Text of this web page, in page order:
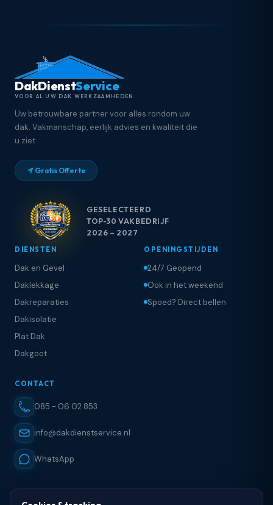
DakDienstService
VOOR AL UW DAK WERKZAAMHEDEN
Uw betrouwbare partner voor alles rondom uw
dak. Vakmanschap, eerlijk advies en kwaliteit die
u ziet.
Gratis Offerte
GESELECTEERD
TOP-30 VAKBEDRIJF
2026 – 2027
DIENSTEN
Dak en Gevel
Daklekkage
Dakreparaties
Dakisolatie
Plat Dak
Dakgoot
OPENINGSTIJDEN
24/7 Geopend
Ook in het weekend
Spoed? Direct bellen
CONTACT
085 - 06 02 853
info@dakdienstservice.nl
WhatsApp